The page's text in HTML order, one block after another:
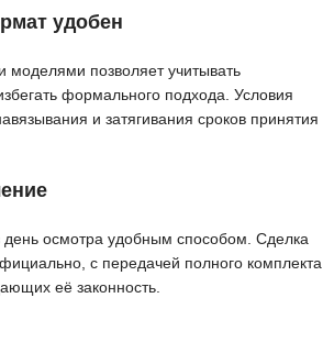
удобен
позволяет учитывать
формального подхода. Условия
и затягивания сроков принятия
день осмотра удобным способом. Сделка
с передачей полного комплекта
её законность.